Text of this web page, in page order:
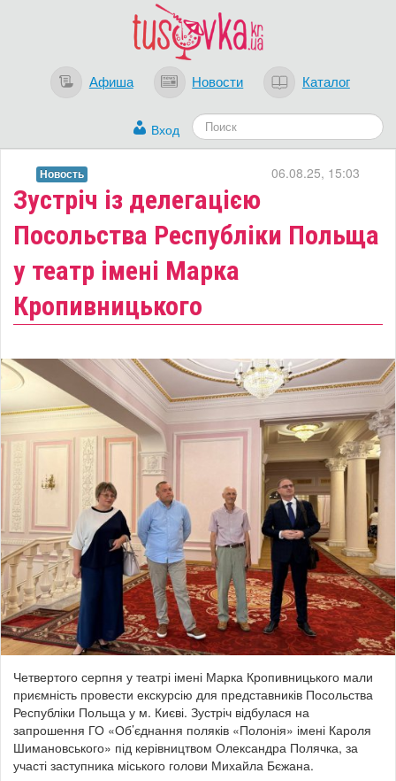
Афиша Новости Каталог
Вход
​Зустріч із делегацією
Посольства Республіки Польща
у театр імені Марка
Кропивницького
06.08.25, 15:03
Новость
Четвертого серпня у театрі імені Марка Кропивницького мали
приємність провести екскурсію для представників Посольства
Республіки Польща у м. Києві. Зустріч відбулася на
запрошення ГО «Об’єднання поляків «Полонія» імені Кароля
Шимановського» під керівництвом Олександра Полячка, за
участі заступника міського голови Михайла Бєжана.